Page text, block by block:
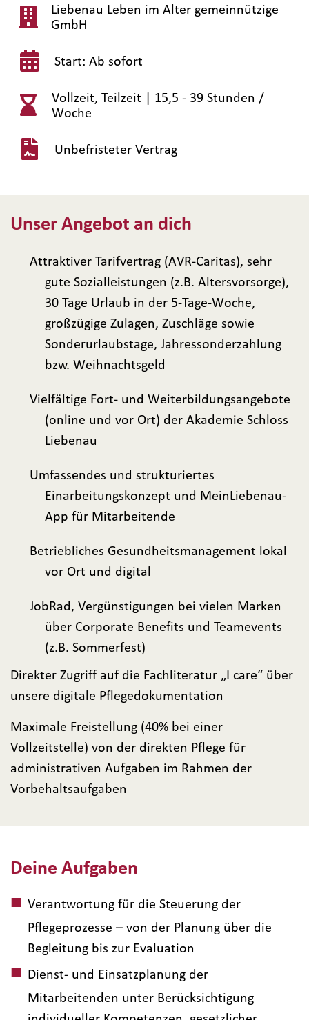
Liebenau Leben im Alter gemeinnützige
GmbH
Start: Ab sofort
Vollzeit, Teilzeit | 15,5 - 39 Stunden /
Woche
Unbefristeter Vertrag
Deine Aufgaben
Verantwortung für die Steuerung der
Pflegeprozesse – von der Planung über die
Begleitung bis zur Evaluation
Dienst- und Einsatzplanung der
Mitarbeitenden unter Berücksichtigung
Unser Angebot an dich
Attraktiver Tarifvertrag (AVR-Caritas), sehr
gute Sozialleistungen (z.B. Altersvorsorge),
30 Tage Urlaub in der 5-Tage-Woche,
großzügige Zulagen, Zuschläge sowie
Sonderurlaubstage, Jahressonderzahlung
bzw. Weihnachtsgeld
Vielfältige Fort- und Weiterbildungsangebote
(online und vor Ort) der Akademie Schloss
Liebenau
Umfassendes und strukturiertes
Einarbeitungskonzept und MeinLiebenau-
App für Mitarbeitende
Betriebliches Gesundheitsmanagement lokal
vor Ort und digital
JobRad, Vergünstigungen bei vielen Marken
über Corporate Benefits und Teamevents
(z.B. Sommerfest)
Direkter Zugriff auf die Fachliteratur „I care“ über
unsere digitale Pflegedokumentation
Maximale Freistellung (40% bei einer
Vollzeitstelle) von der direkten Pflege für
administrativen Aufgaben im Rahmen der
Vorbehaltsaufgaben